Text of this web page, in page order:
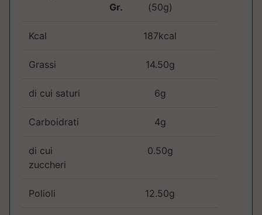
Gr.
(50g)
Kcal 187kcal
Grassi 14.50g
di cui saturi 6g
Carboidrati 4g
di cui
zuccheri
0.50g
Polioli 12.50g